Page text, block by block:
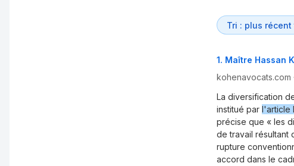
1. Maître Hassan
kohenavocats.com
La diversification
institué par l'article
précise que « les
de travail résultant
rupture
accord dans le